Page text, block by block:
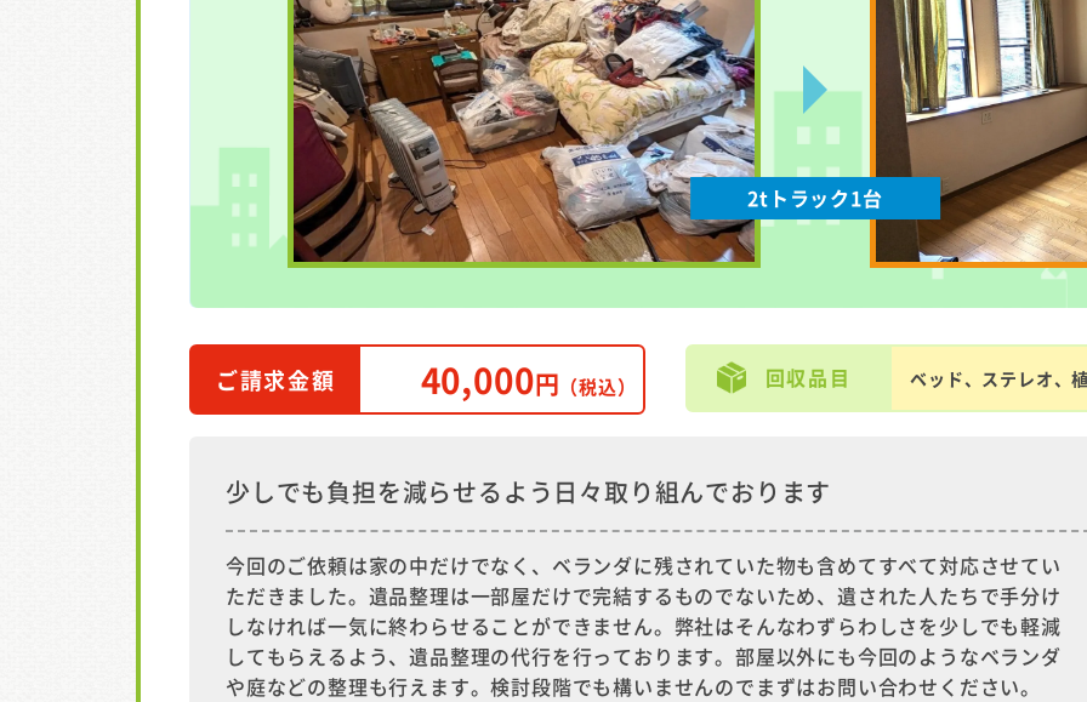
2tトラック1台
ご請求金額 40,000円 （税込） 回収品目 ベッド、ステレオ、
少しでも負担を減らせるよう日々取り組んでおります
今回のご依頼は家の中だけでなく、ベランダに残されていた物も含めてすべて対応させてい
ただきました。遺品整理は一部屋だけで完結するものでないため、遺された人たちで手分け
しなければ一気に終わらせることができません。弊社はそんなわずらわしさを少しでも軽減
してもらえるよう、遺品整理の代行を行っております。部屋以外にも今回のようなベランダ
や庭などの整理も行えます。検討段階でも構いませんのでまずはお問い合わせください。